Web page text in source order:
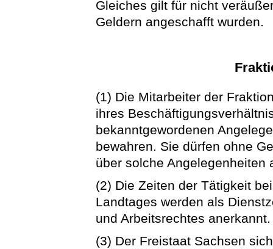
Gleiches gilt für nicht
Geldern angeschafft wurden.
(1) Die Mitarbeiter der
ihres
bekanntgewordenen
bewahren. Sie dürfen ohne
über solche Angelegenheiten
(2) Die Zeiten der Tätigkeit
Landtages werden als
und Arbeitsrechtes anerkannt.
(3) Der Freistaat Sachsen